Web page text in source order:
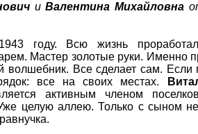
иВалентина Михайловна
году. Всю жизнь
Мастер золотые руки. Именно
Все сделает сам. Если
все на своих местах.
активным членом
целую аллею. Только с сыном